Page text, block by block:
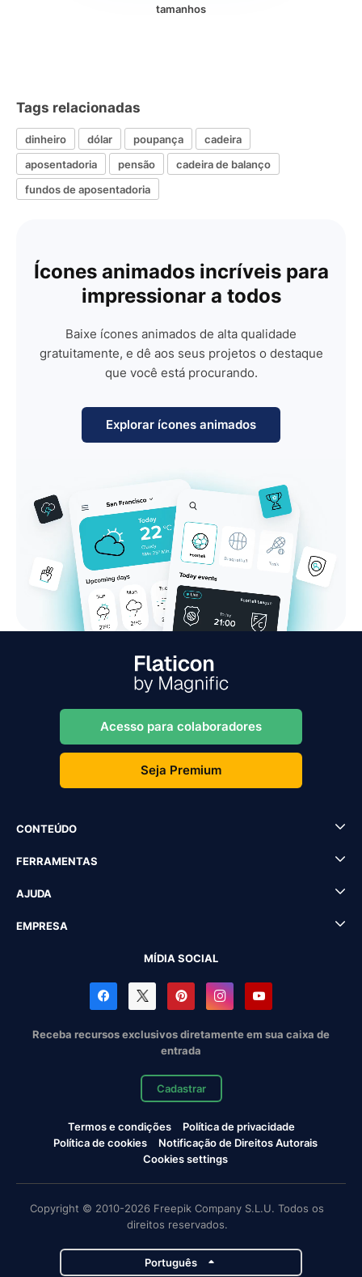
tamanhos
Tags relacionadas
dinheiro dólar poupança
cadeira
aposentadoria
pensão
cadeira de balanço
fundos de aposentadoria
Ícones animados incríveis para
impressionar a todos
Baixe ícones animados de alta qualidade
gratuitamente, e dê aos seus projetos o destaque
que você está procurando.
Explorar ícones animados
Acesso para colaboradores
Seja Premium
CONTEÚDO
FERRAMENTAS
AJUDA
EMPRESA
MÍDIA SOCIAL
Receba recursos exclusivos diretamente em sua caixa de
entrada
Cadastrar
Termos e condições
Política de privacidade
Política de cookies
Notificação de Direitos Autorais
Cookies settings
Copyright © 2010-2026 Freepik Company S.L.U. Todos os
direitos reservados.
Português